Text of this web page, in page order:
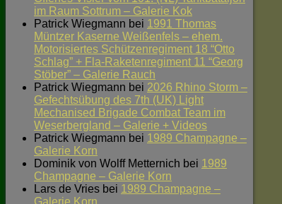
im Raum Sottrum – Galerie Kok
Patrick Wiegmann bei 1991 Thomas
Müntzer Kaserne Weißenfels – ehem.
Motorisiertes Schützenregiment 18 “Otto
Schlag” + Fla-Raketenregiment 11 “Georg
Stöber” – Galerie Rauch
Patrick Wiegmann bei 2026 Rhino Storm –
Gefechtsübung des 7th (UK) Light
Mechanised Brigade Combat Team im
Weserbergland – Galerie + Videos
Patrick Wiegmann bei 1989 Champagne –
Galerie Korn
Dominik von Wolff Metternich bei 1989
Champagne – Galerie Korn
Lars de Vries bei 1989 Champagne –
Galerie Korn